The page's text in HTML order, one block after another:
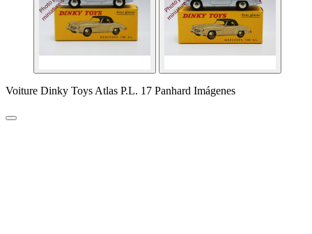
Voiture Dinky Toys Atlas P.L. 17 Panhard Imágenes